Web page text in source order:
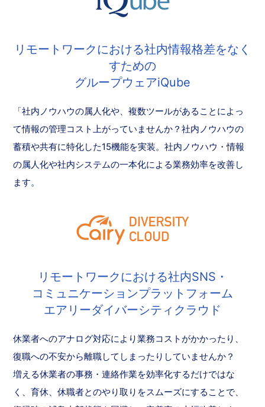
リモートワークにおける社内情報格差をなく
すための
グループウェアiQube
「社内ノウハウの属人化や、複数ツールがあることによっ
て情報の管理コスト上がっていませんか？社内ノウハウの
蓄積や共有に特化した15機能を実装。社内ノウハウ・情報
の属人化や社内システムの一本化による業務効率を改善し
ます。
リモートワークにおける社内SNS・
コミュニケーションプラットフォーム
エアリーダイバーシティクラウド
休業者へのアナログ対応により業務コストがかかったり、
復職への不安から離職してしまったりしていませんか？
増える休業者の事務・連絡作業を効率化するだけではな
く、育休、休職者とのやり取りをスムーズにすることで、